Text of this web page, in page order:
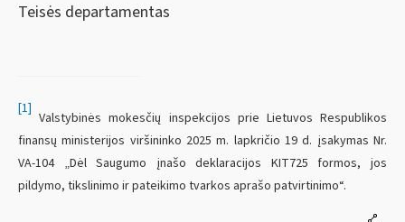
Teisės departamentas
[1]
Valstybinės mokesčių inspekcijos prie Lietuvos Respublikos
finansų ministerijos viršininko 2025 m. lapkričio 19 d. įsakymas Nr.
VA-104 „Dėl Saugumo įnašo deklaracijos KIT725 formos, jos
pildymo, tikslinimo ir pateikimo tvarkos aprašo patvirtinimo“.